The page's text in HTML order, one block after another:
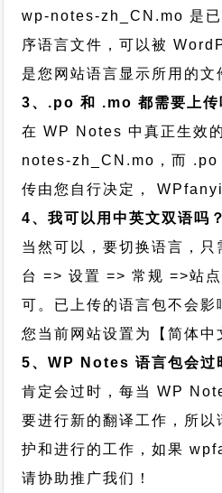
wp-notes-zh_CN.mo 是
序语言文件，可以被
是您网站语言显示所用的文
3、.po 和 .mo 都需要上传
在 WP Notes 中真正生效
notes-zh_CN.mo，而 .po
传由您自行决定，
4、我可以用中英文双语吗？
当然可以，要切换语言，
台 => 设置 => 常规 =>站
可。已上传的语言包不会影
您当前网站设置为【简体中
5、WP Notes 语言包会过
肯定会过时，每当 WP
要进行新的翻译工作，所以
护和进行的工作，如果
请协助推广我们！